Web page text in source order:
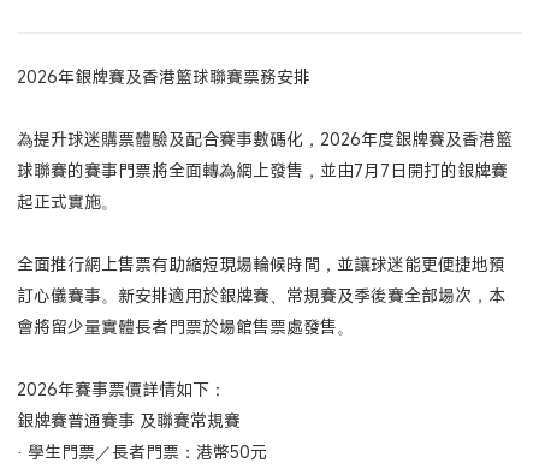
2026年銀牌賽及香港籃球聯賽票務安排
為提升球迷購票體驗及配合賽事數碼化，2026年度銀牌賽及香港籃
球聯賽的賽事門票將全面轉為網上發售，並由7月7日開打的銀牌賽
起正式實施。
全面推行網上售票有助縮短現場輪候時間，並讓球迷能更便捷地預
訂心儀賽事。新安排適用於銀牌賽、常規賽及季後賽全部場次，本
會將留少量實體長者門票於場館售票處發售。
2026年賽事票價詳情如下：
銀牌賽普通賽事 及聯賽常規賽
· 學生門票／長者門票：港幣50元